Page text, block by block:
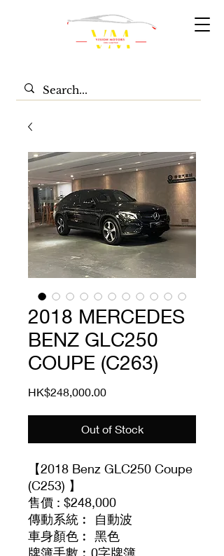
2018 MERCEDES
BENZ GLC250
COUPE (C263)
HK$248,000.00Price
Out of Stock
【2018 Benz GLC250 Coupe
(C253) 】
售價 : $248,000
傳動系統︰ 自動波
車身顏色︰ 黑色
牌簿手數︰0字牌簿